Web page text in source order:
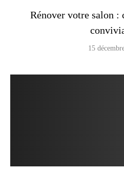
Rénover votre salon :
15